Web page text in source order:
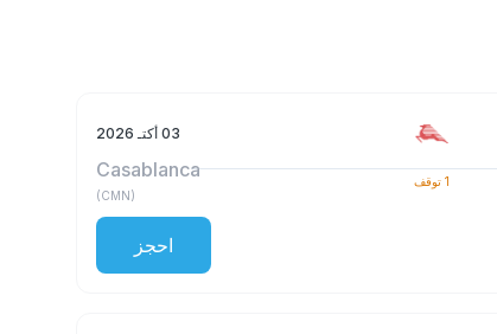
03 أكتـ 2026
1 توقف
Casablanca
(
CMN
)
احجز